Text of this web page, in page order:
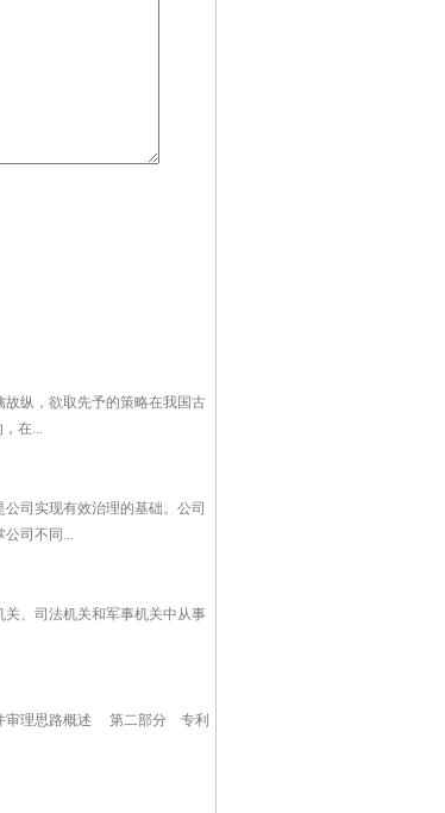
纵，欲取先予的策略在我国古
在...
司实现有效治理的基础。公司
司不同...
、司法机关和军事机关中从事
审理思路概述 第二部分 专利